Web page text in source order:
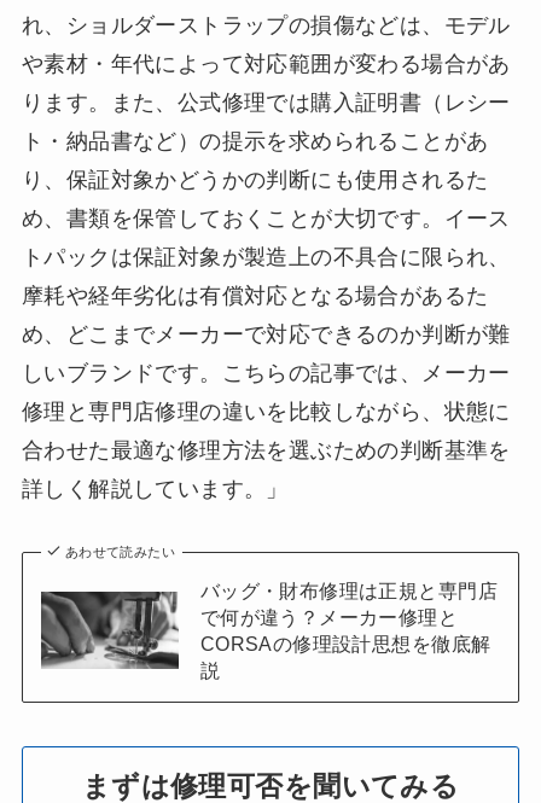
れ、ショルダーストラップの損傷などは、モデル
や素材・年代によって対応範囲が変わる場合があ
ります。また、公式修理では購入証明書（レシー
ト・納品書など）の提示を求められることがあ
り、保証対象かどうかの判断にも使用されるた
め、書類を保管しておくことが大切です。イース
トパックは保証対象が製造上の不具合に限られ、
摩耗や経年劣化は有償対応となる場合があるた
め、どこまでメーカーで対応できるのか判断が難
しいブランドです。こちらの記事では、メーカー
修理と専門店修理の違いを比較しながら、状態に
合わせた最適な修理方法を選ぶための判断基準を
詳しく解説しています。」
あわせて読みたい
バッグ・財布修理は正規と専門店
で何が違う？メーカー修理と
CORSAの修理設計思想を徹底解
説
まずは修理可否を聞いてみる